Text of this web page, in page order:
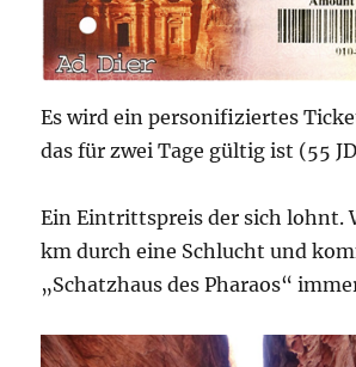
Es wird ein personifiziertes
das für zwei Tage gültig ist (55
Ein Eintrittspreis der sich lohnt.
km durch eine Schlucht und
„Schatzhaus des Pharaos“